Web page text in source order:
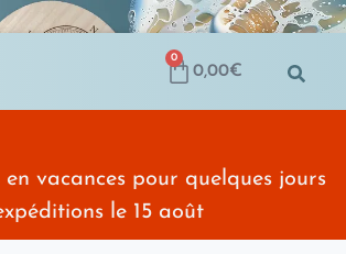
0,00€
0
en vacances pour quelques jours
le 15 août